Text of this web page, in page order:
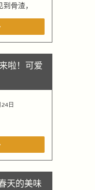
骨渣，
啦！可爱
日
天的美味